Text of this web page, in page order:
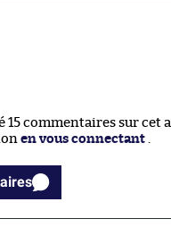
15 commentaires sur cet
en vous connectant .